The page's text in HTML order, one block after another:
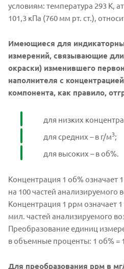
условиям: температура 293 К,
101,3 кПа (760 мм рт. ст.),
Имеющиеся для
измерений, связывающие
окраски) изменившего
наполнителя с
компонента, как правило,
для низких
для средних – в г/м3;
для высоких – в об%.
Концентрация 1 об% означает
на 100 частей анализируемого
Концентрация 1 ррм означает 1
мил. частей анализируемого
Преобразование единиц
в объемные проценты: 1 об% =
Для преобразования ррм в